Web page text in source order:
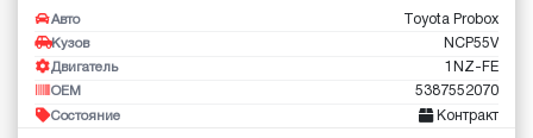
Авто Toyota Probox
Кузов NCP55V
Двигатель 1NZ-FE
OEM 5387552070
Состояние Контракт